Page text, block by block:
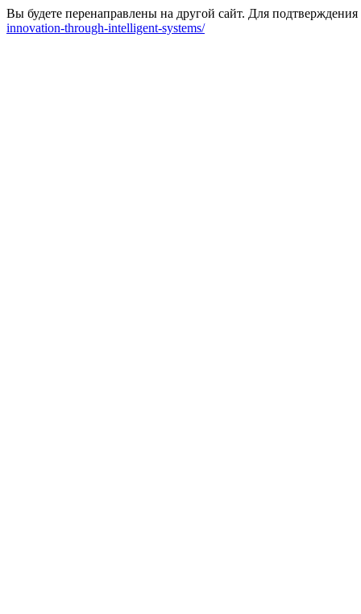
Вы будете перенаправлены на другой сайт. Для
innovation-through-intelligent-systems/